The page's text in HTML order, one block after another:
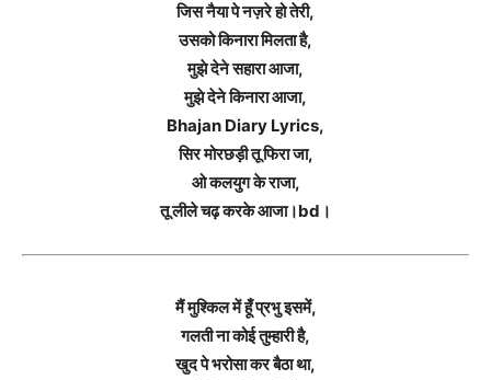
जिस नैया पे नज़रे हो तेरी,
उसको किनारा मिलता है,
मुझे देने सहारा आजा,
मुझे देने किनारा आजा,
Bhajan Diary Lyrics,
सिर मोरछड़ी तू फिरा जा,
ओ कलयुग के राजा,
तू लीले चढ़ करके आजा।bd।
मैं मुश्किल में हूँ प्रभु इसमें,
गलती ना कोई तुम्हारी है,
खुद पे भरोसा कर बैठा था,